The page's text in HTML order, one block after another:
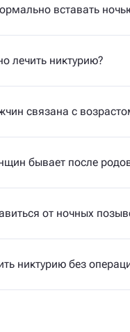
вставать
лечить никтурию?
связана с
бывает после
от ночных
никтурию без